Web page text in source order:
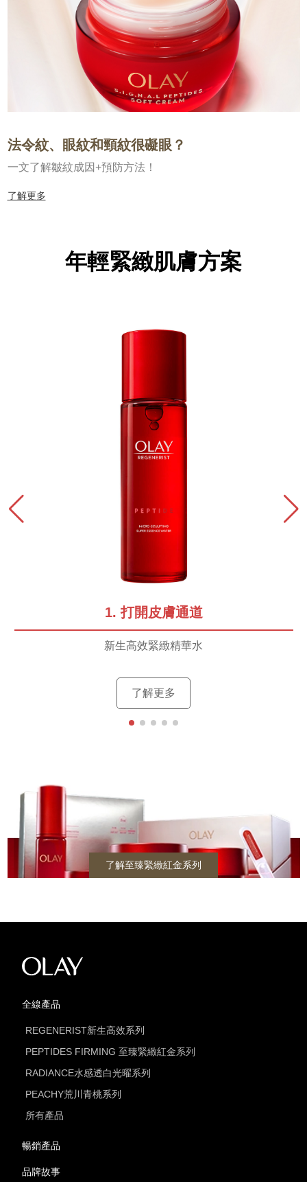
法令紋、眼紋和頸紋很礙眼？
一文了解皺紋成因+預防方法！
了解更多
年輕緊緻肌膚方案
1. 打開皮膚通道
新生高效緊緻精華水
了解更多
了解至臻緊緻紅金系列
全線產品
REGENERIST新生高效系列
PEPTIDES FIRMING 至臻緊緻紅金系列
RADIANCE水感透白光曜系列
PEACHY荒川青桃系列
所有產品
暢銷產品
品牌故事